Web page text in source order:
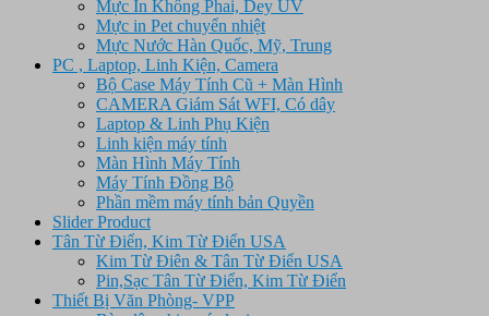
Mực In Không Phai, Dey UV
Mực in Pet chuyển nhiệt
Mực Nước Hàn Quốc, Mỹ, Trung
PC , Laptop, Linh Kiện, Camera
Bộ Case Máy Tính Cũ + Màn Hình
CAMERA Giám Sát WFI, Có dây
Laptop & Linh Phụ Kiện
Linh kiện máy tính
Màn Hình Máy Tính
Máy Tính Đồng Bộ
Phần mềm máy tính bản Quyền
Slider Product
Tân Từ Điển, Kim Từ Điển USA
Kim Từ Điên & Tân Từ Điển USA
Pin,Sạc Tân Từ Điển, Kim Từ Điển
Thiết Bị Văn Phòng- VPP